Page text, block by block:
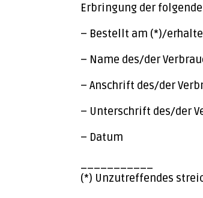
Erbringung der
– Bestellt am (*)/
– Name des/der
– Anschrift des/der
– Unterschrift des/der
– Datum
(*) Unzutreffendes